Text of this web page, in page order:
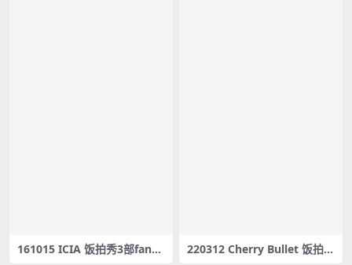
161015 ICIA 饭拍秀3部fanca
220312 Cherry Bullet 饭拍秀